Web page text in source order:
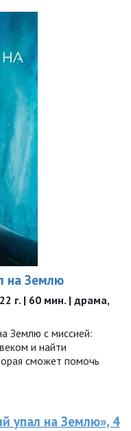
на Землю
г. | 60 мин. | драма,
Землю с миссией:
и найти
сможет помочь
упал на Землю», 4